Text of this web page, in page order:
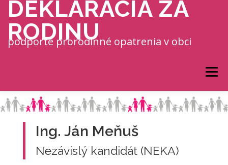
Prejsť na obsah
DEKLARÁCIA ZA
RODINU
podporte prorodinné opatrenia v obci
Menu
Ing. Ján Meňuš
Nezávislý kandidát (NEKA)